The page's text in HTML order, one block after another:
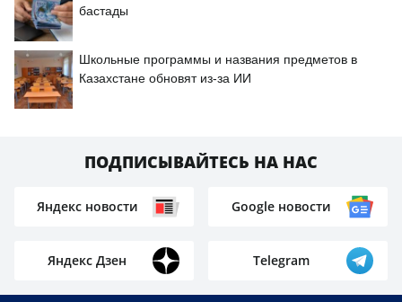
бастады
Школьные программы и названия предметов в
Казахстане обновят из-за ИИ
ПОДПИСЫВАЙТЕСЬ НА НАС
Яндекс новости Google новости
Яндекс Дзен Telegram